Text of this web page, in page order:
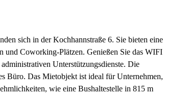
sich in der Kochhannstraße 6. Sie bieten eine
und Coworking-Plätzen. Genießen Sie das WIFI
Unterstützungsdienste. Die
Büro. Das Mietobjekt ist ideal für Unternehmen,
wie eine Bushaltestelle in 815 m